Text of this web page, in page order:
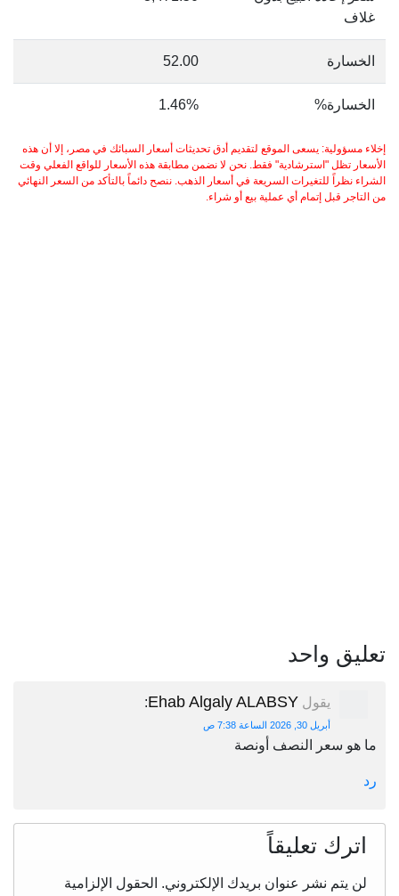
غلاف
الخسارة 52.00
الخسارة% 1.46%
إخلاء مسؤولية: يسعى الموقع لتقديم أدق تحديثات أسعار السبائك في مصر، إلا أن هذه
الأسعار تظل "استرشادية" فقط. نحن لا نضمن مطابقة هذه الأسعار للواقع الفعلي وقت
الشراء نظراً للتغيرات السريعة في أسعار الذهب. ننصح دائماً بالتأكد من السعر النهائي
من التاجر قبل إتمام أي عملية بيع أو شراء.
تعليق واحد
يقول Ehab Algaly ALABSY
:
أبريل 30, 2026 الساعة 7:38 ص
ما هو سعر النصف أونصة
رد
اترك تعليقاً
لن يتم نشر عنوان بريدك الإلكتروني. الحقول الإلزامية